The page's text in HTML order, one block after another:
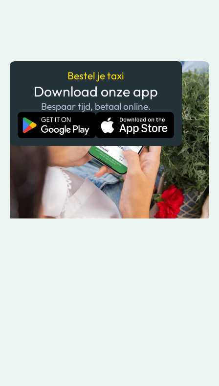
Bestel je taxi
Download onze app
Bespaar tijd, betaal online.